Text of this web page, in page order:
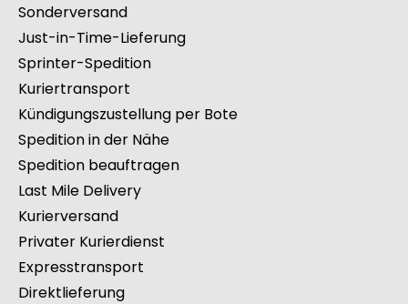
Sonderversand
Just-in-Time-Lieferung
Sprinter-Spedition
Kuriertransport
Kündigungszustellung per Bote
Spedition in der Nähe
Spedition beauftragen
Last Mile Delivery
Kurierversand
Privater Kurierdienst
Expresstransport
Direktlieferung